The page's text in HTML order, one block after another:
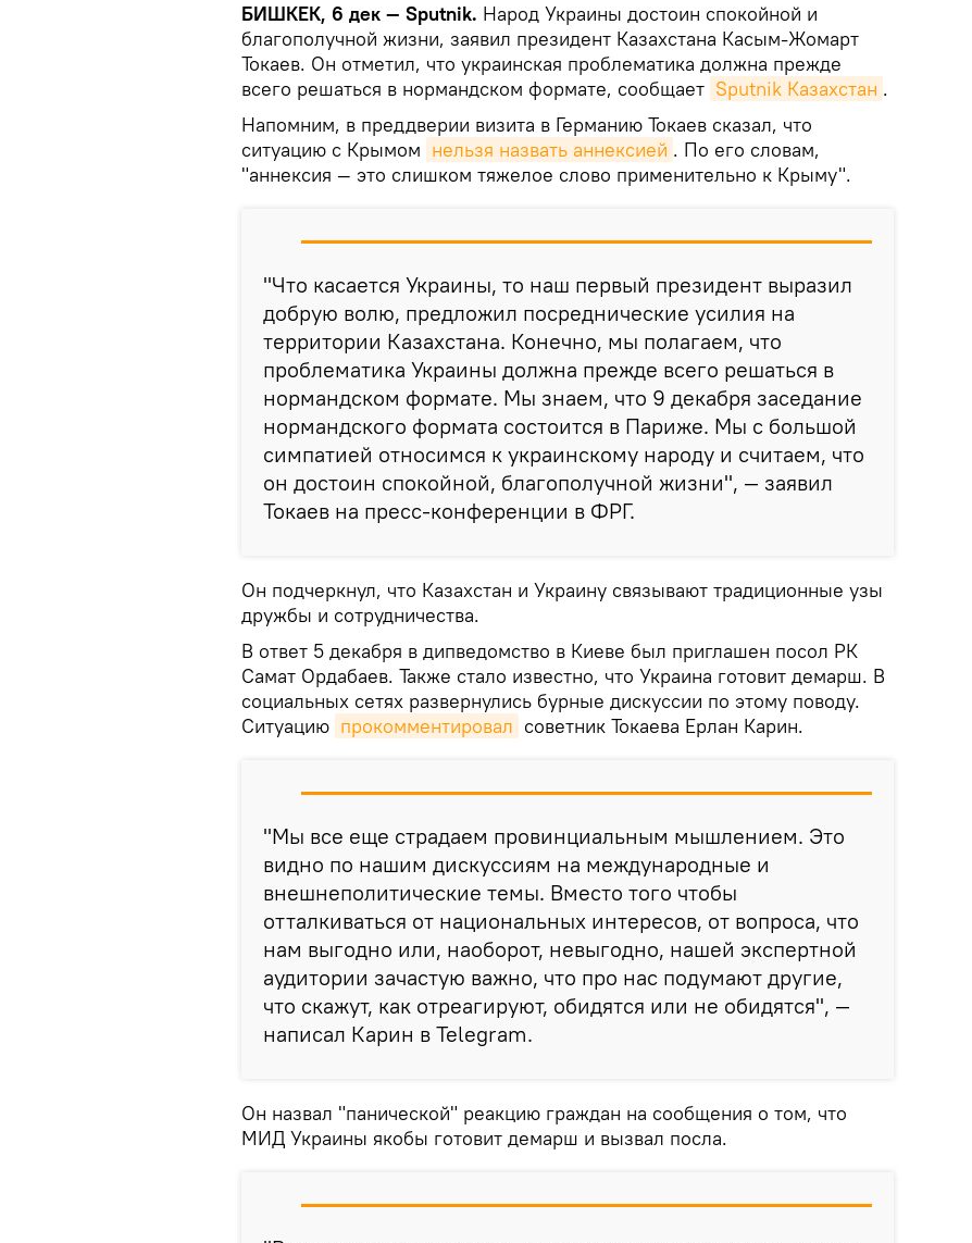
БИШКЕК, 6 дек — Sputnik. Народ Украины достоин спокойной и
благополучной жизни, заявил президент Казахстана Касым-Жомарт
Токаев. Он отметил, что украинская проблематика должна прежде
всего решаться в нормандском формате, сообщает Sputnik Казахстан .
Напомним, в преддверии визита в Германию Токаев сказал, что
ситуацию с Крымом нельзя назвать аннексией . По его словам,
"аннексия — это слишком тяжелое слово применительно к Крыму".
"Что касается Украины, то наш первый президент выразил
добрую волю, предложил посреднические усилия на
территории Казахстана. Конечно, мы полагаем, что
проблематика Украины должна прежде всего решаться в
нормандском формате. Мы знаем, что 9 декабря заседание
нормандского формата состоится в Париже. Мы с большой
симпатией относимся к украинскому народу и считаем, что
он достоин спокойной, благополучной жизни", — заявил
Токаев на пресс-конференции в ФРГ.
Он подчеркнул, что Казахстан и Украину связывают традиционные узы
дружбы и сотрудничества.
В ответ 5 декабря в дипведомство в Киеве был приглашен посол РК
Самат Ордабаев. Также стало известно, что Украина готовит демарш. В
социальных сетях развернулись бурные дискуссии по этому поводу.
Ситуацию прокомментировал советник Токаева Ерлан Карин.
"Мы все еще страдаем провинциальным мышлением. Это
видно по нашим дискуссиям на международные и
внешнеполитические темы. Вместо того чтобы
отталкиваться от национальных интересов, от вопроса, что
нам выгодно или, наоборот, невыгодно, нашей экспертной
аудитории зачастую важно, что про нас подумают другие,
что скажут, как отреагируют, обидятся или не обидятся", —
написал Карин в Telegram.
Он назвал "панической" реакцию граждан на сообщения о том, что
МИД Украины якобы готовит демарш и вызвал посла.